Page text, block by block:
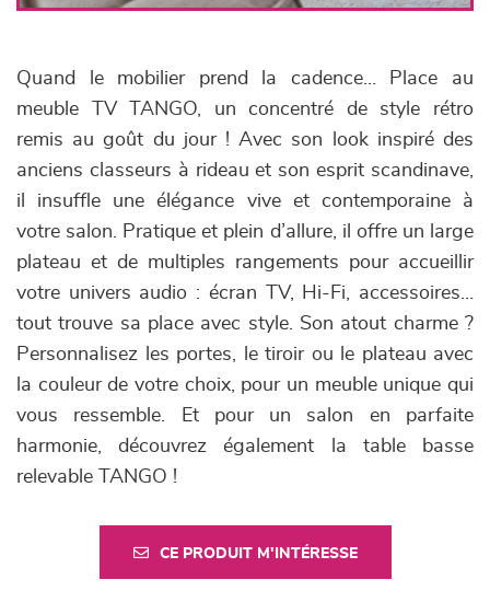
Quand le mobilier prend la cadence… Place au
meuble TV TANGO, un concentré de style rétro
remis au goût du jour ! Avec son look inspiré des
anciens classeurs à rideau et son esprit scandinave,
il insuffle une élégance vive et contemporaine à
votre salon. Pratique et plein d’allure, il offre un large
plateau et de multiples rangements pour accueillir
votre univers audio : écran TV, Hi-Fi, accessoires…
tout trouve sa place avec style. Son atout charme ?
Personnalisez les portes, le tiroir ou le plateau avec
la couleur de votre choix, pour un meuble unique qui
vous ressemble. Et pour un salon en parfaite
harmonie, découvrez également la table basse
relevable TANGO !
CE PRODUIT M'INTÉRESSE